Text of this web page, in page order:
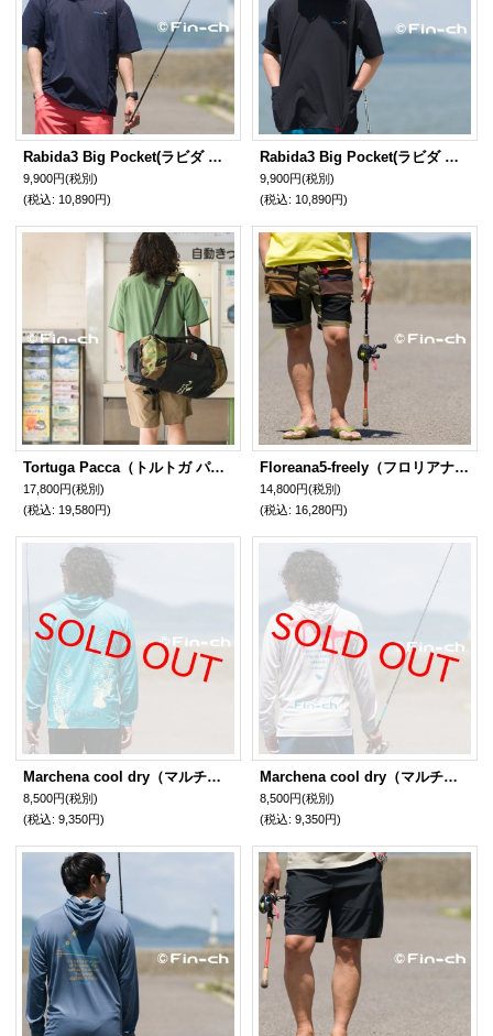
Rabida3 Big Pocket(ラビダ ビッグポケット) 濃藍色（こいあい）
9,900円(税別)
(税込: 10,890円)
Rabida3 Big Pocket(ラビダ ビッグポケット) 漆黒色（しっこく）
9,900円(税別)
(税込: 10,890円)
Tortuga Pacca（トルトガ パッカ）
17,800円(税別)
(税込: 19,580円)
Floreana5-freely（フロリアナ５‐フリーリー）鶯色（うぐいすいろ）
14,800円(税別)
(税込: 16,280円)
Marchena cool dry（マルチェナクールドライ）金春色（こんぱるいろ）
8,500円(税別)
(税込: 9,350円)
Marchena cool dry（マルチェナクールドライ）小町鼠色（こまちねず）
8,500円(税別)
(税込: 9,350円)